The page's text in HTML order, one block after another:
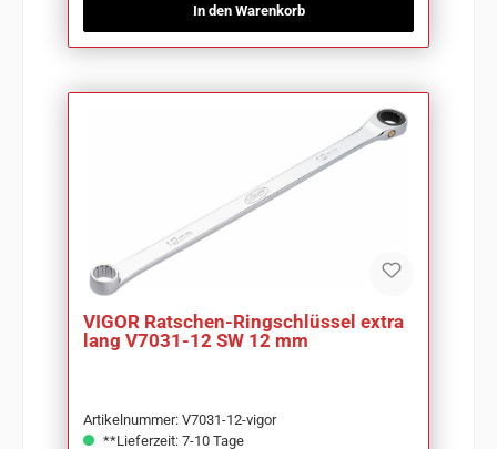
In den Warenkorb
VIGOR Ratschen-Ringschlüssel extra
lang V7031-12 SW 12 mm
Artikelnummer: V7031-12-vigor
**Lieferzeit: 7-10 Tage